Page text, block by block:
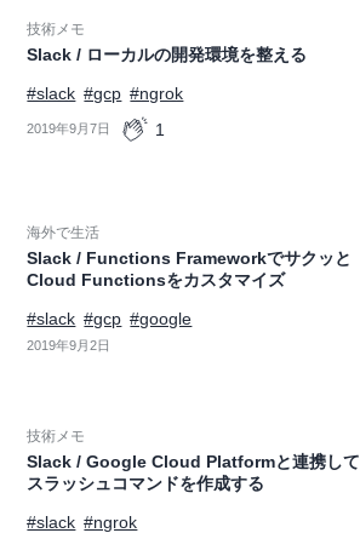
技術メモ
Slack / ローカルの開発環境を整える
#slack #gcp #ngrok
2019年9月7日 1
海外で生活
Slack / Functions Frameworkでサクッと
Cloud Functionsをカスタマイズ
#slack #gcp #google
2019年9月2日
技術メモ
Slack / Google Cloud Platformと連携して
スラッシュコマンドを作成する
#slack #ngrok